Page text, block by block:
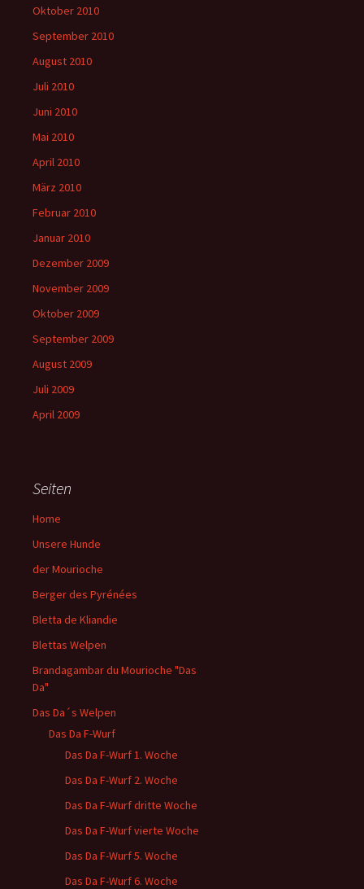
Oktober 2010
September 2010
August 2010
Juli 2010
Juni 2010
Mai 2010
April 2010
März 2010
Februar 2010
Januar 2010
Dezember 2009
November 2009
Oktober 2009
September 2009
August 2009
Juli 2009
April 2009
Seiten
Home
Unsere Hunde
der Mourioche
Berger des Pyrénées
Bletta de Kliandie
Blettas Welpen
Brandagambar du Mourioche "Das
Da"
Das Da´s Welpen
Das Da F-Wurf
Das Da F-Wurf 1. Woche
Das Da F-Wurf 2. Woche
Das Da F-Wurf dritte Woche
Das Da F-Wurf vierte Woche
Das Da F-Wurf 5. Woche
Das Da F-Wurf 6. Woche